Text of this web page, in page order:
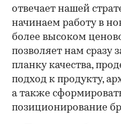
отвечает нашей
начинаем работу в
более высоком
позволяет нам сразу
планку качества,
подход к продукту,
а также
позиционирование